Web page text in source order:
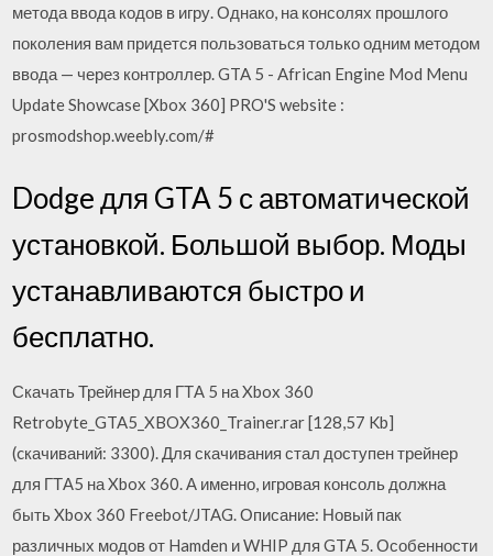
метода ввода кодов в игру. Однако, на консолях прошлого
поколения вам придется пользоваться только одним методом
ввода — через контроллер. GTA 5 - African Engine Mod Menu
Update Showcase [Xbox 360] PRO'S website :
prosmodshop.weebly.com/#
Dodge для GTA 5 с автоматической
установкой. Большой выбор. Моды
устанавливаются быстро и
бесплатно.
Скачать Трейнер для ГТА 5 на Xbox 360
Retrobyte_GTA5_XBOX360_Trainer.rar [128,57 Kb]
(cкачиваний: 3300). Для скачивания стал доступен трейнер
для ГТА5 на Xbox 360. А именно, игровая консоль должна
быть Xbox 360 Freebot/JTAG. Описание: Новый пак
различных модов от Hamden и WHIP для GTA 5. Особенности